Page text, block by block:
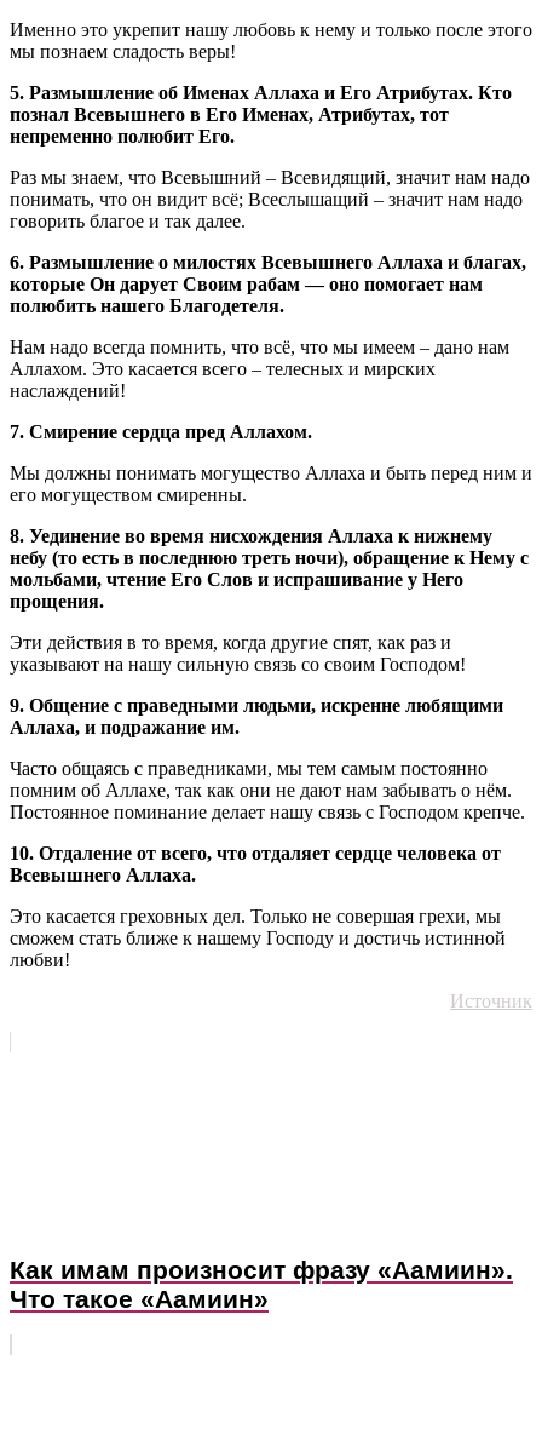
Именно это укрепит нашу любовь к нему и только после этого
мы познаем сладость веры!
5. Размышление об Именах Аллаха и Его Атрибутах. Кто
познал Всевышнего в Его Именах, Атрибутах, тот
непременно полюбит Его.
Раз мы знаем, что Всевышний – Всевидящий, значит нам надо
понимать, что он видит всё; Всеслышащий – значит нам надо
говорить благое и так далее.
6. Размышление о милостях Всевышнего Аллаха и благах,
которые Он дарует Своим рабам — оно помогает нам
полюбить нашего Благодетеля.
Нам надо всегда помнить, что всё, что мы имеем – дано нам
Аллахом. Это касается всего – телесных и мирских
наслаждений!
7. Смирение сердца пред Аллахом.
Мы должны понимать могущество Аллаха и быть перед ним и
его могуществом смиренны.
8. Уединение во время нисхождения Аллаха к нижнему
небу (то есть в последнюю треть ночи), обращение к Нему с
мольбами, чтение Его Слов и испрашивание у Него
прощения.
Эти действия в то время, когда другие спят, как раз и
указывают на нашу сильную связь со своим Господом!
9. Общение с праведными людьми, искренне любящими
Аллаха, и подражание им.
Часто общаясь с праведниками, мы тем самым постоянно
помним об Аллахе, так как они не дают нам забывать о нём.
Постоянное поминание делает нашу связь с Господом крепче.
10. Отдаление от всего, что отдаляет сердце человека от
Всевышнего Аллаха.
Это касается греховных дел. Только не совершая грехи, мы
сможем стать ближе к нашему Господу и достичь истинной
любви!
Источник
Как имам произносит фразу «Аамиин».
Что такое «Аамиин»